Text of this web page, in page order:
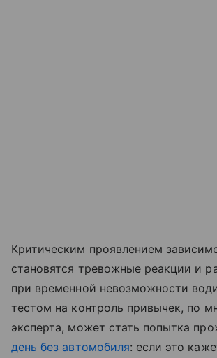
Критическим проявлением
становятся тревожные реакции и
при временной невозможности
тестом на контроль привычек, по
эксперта, может стать попытка
день без автомобиля: если это